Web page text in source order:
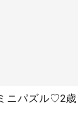
ニパズル♡2歳